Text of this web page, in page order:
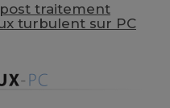
post traitement
turbulent sur PC